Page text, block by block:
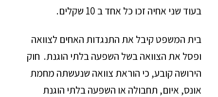
בעוד שני אחיה זכו כל אחד ב 10 שקלים.
בית המשפט קיבל את התנגדות האחים לצוואה
ופסל את הצוואה בשל השפעה בלתי הוגנת. חוק
הירושה קובע, כי הוראת צוואה שנעשתה מחמת
אונס, איום, תחבולה או השפעה בלתי הוגנת